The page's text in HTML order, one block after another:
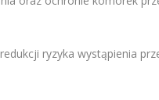
ryzyka wystąpienia